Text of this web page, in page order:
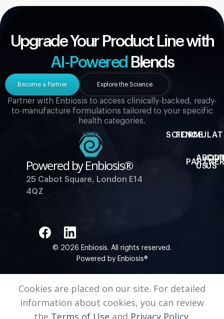
Upgrade Your Product Line with
AI-Powered Blends
Partner with Enbiosis to access clinically-backed, ready-
to-manufacture formulations tailored to your specific
health categories.
Become a Partner Explore the Science
Powered by Enbiosis®
25 Cabot Square, London E14
4QZ
SCIENCE
USUS
© 2026 Enbiosis. All rights reserved.
Powered by Enbiosis®
Cookies are placed on our site. For detailed
information about cookies, you can review
the Terms of Use and Privacy Policy.